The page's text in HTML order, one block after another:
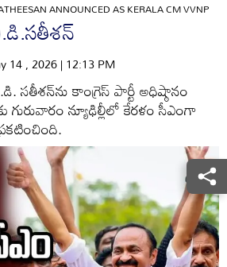
ANNOUNCED AS KERALA CM VVNP
14 , 2026 | 12:13 PM
సతీశన్‌ను కాంగ్రెస్ పార్టీ అధిష్ఠానం
న్యూఢిల్లీలో కేరళం సీఎంగా